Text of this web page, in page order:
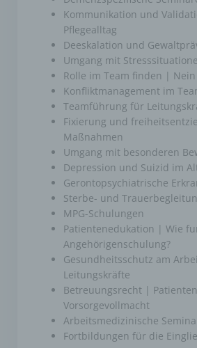
Kommunikation und
Pflegealltag
Deeskalation und
Umgang mit
Rolle im Team finden |
Konfliktmanagement im
Teamführung für
Fixierung und
Maßnahmen
Umgang mit besonderen
Depression und Suizid im
Gerontopsychiatrische
Sterbe- und
MPG-Schulungen
Patientenedukation | Wie
Angehörigenschulung?
Gesundheitsschutz am
Leitungskräfte
Betreuungsrecht |
Vorsorgevollmacht
Arbeitsmedizinische
Fortbildungen für die
natürlichen Person zu
vorherzusagen.
f) Pseudonymisierung
Pseudonymisierung ist die
personenbezogener Daten in
welche die
Hinzuziehung zusätzlicher
mehr einer spezifischen
zugeordnet werden können,
zusätzlichen Informationen
werden und technischen und
Maßnahmen unterliegen, die
die personenbezogenen
identifizierten oder
Person zugewiesen werden.
g) Verantwortlicher oder für
Verantwortlicher
Verantwortlicher oder für die
Verantwortlicher ist die
Person, Behörde, Einrichtung
die allein oder gemeinsam mit
Zwecke und Mittel der
personenbezogenen Daten
Zwecke und Mittel dieser